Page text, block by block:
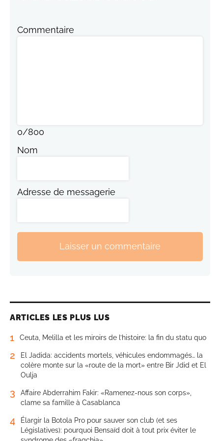
Commentaire
0/800
Nom
Adresse de messagerie
Laisser un commentaire
ARTICLES LES PLUS LUS
1 Ceuta, Melilla et les miroirs de l’histoire: la fin du statu quo
2
El Jadida: accidents mortels, véhicules endommagés… la
colère monte sur la «route de la mort» entre Bir Jdid et El
Oulja
3
Affaire Abderrahim Fakir: «Ramenez-nous son corps»,
clame sa famille à Casablanca
4
Élargir la Botola Pro pour sauver son club (et ses
Législatives): pourquoi Bensaïd doit à tout prix éviter le